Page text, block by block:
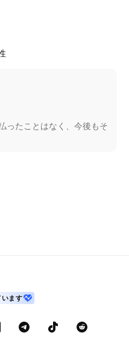
ったことはなく、今後もそ
ます